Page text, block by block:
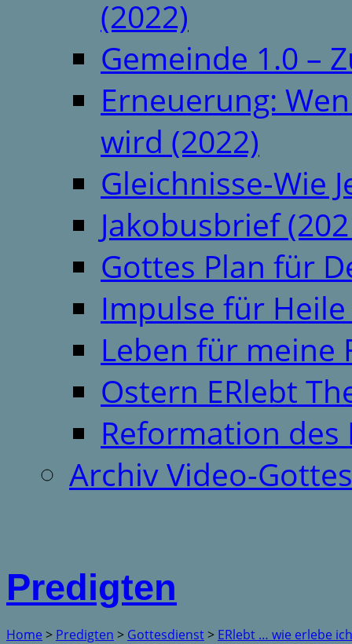
(2022)
Gemeinde 1.0 –
Erneuerung:
wird (2022)
Gleichnisse-Wie
Jakobusbrief
Gottes Plan für
Impulse für
Leben für meine
Ostern ERlebt
Reformation des
Archiv Video-
Predigten
Home > Predigten > Gottesdienst> ERlebt … wie erlebe